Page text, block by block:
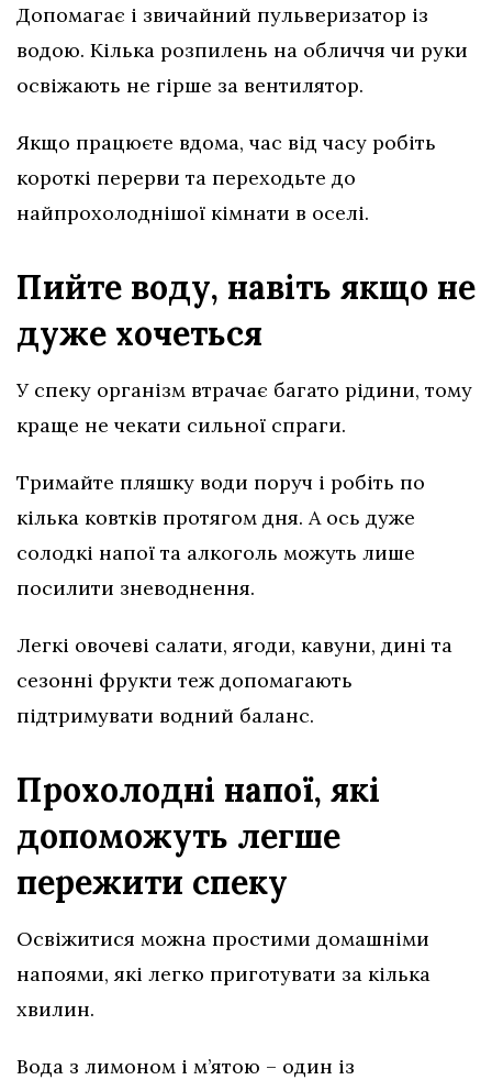
Допомагає і звичайний пульверизатор із
водою. Кілька розпилень на обличчя чи руки
освіжають не гірше за вентилятор.
Якщо працюєте вдома, час від часу робіть
короткі перерви та переходьте до
найпрохолоднішої кімнати в оселі.
Пийте воду, навіть якщо не
дуже хочеться
У спеку організм втрачає багато рідини, тому
краще не чекати сильної спраги.
Тримайте пляшку води поруч і робіть по
кілька ковтків протягом дня. А ось дуже
солодкі напої та алкоголь можуть лише
посилити зневоднення.
Легкі овочеві салати, ягоди, кавуни, дині та
сезонні фрукти теж допомагають
підтримувати водний баланс.
Прохолодні напої, які
допоможуть легше
пережити спеку
Освіжитися можна простими домашніми
напоями, які легко приготувати за кілька
хвилин.
Вода з лимоном і м’ятою – один із